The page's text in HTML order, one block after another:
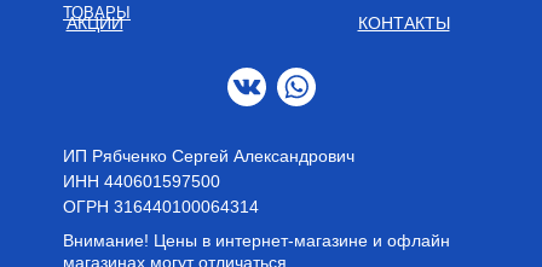
Внимание! Цены в интернет-магазине и офлайн
магазинах могут отличаться
КОНТАКТЫ
АКЦИИ
ТОВАРЫ
ИП Рябченко Сергей Александрович
ИНН 440601597500
OГРН 316440100064314